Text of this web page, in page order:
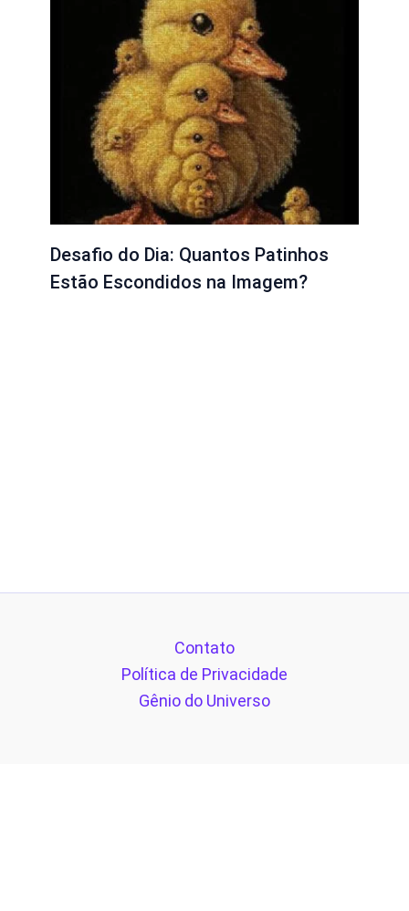
Desafio do Dia: Quantos Patinhos
Estão Escondidos na Imagem?
Contato
Política de Privacidade
Gênio do Universo